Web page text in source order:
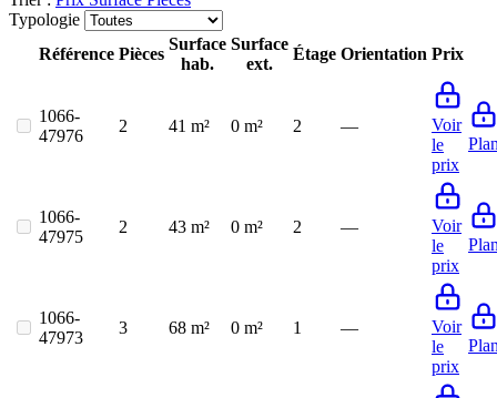
Typologie
Référence Pièces
Surface
hab.
Surface
ext.
Étage Orientation Prix
1066-
47976
2 41 m² 0 m² 2 —
Voir
le
prix
1066-
47975
2 43 m² 0 m² 2 —
Voir
le
prix
1066-
47973
3 68 m² 0 m² 1 —
Voir
le
prix